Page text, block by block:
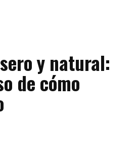
y natural:
de cómo